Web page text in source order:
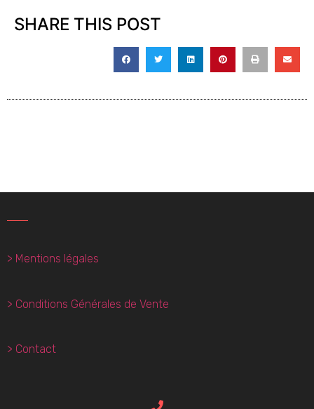
SHARE THIS POST
> Mentions légales
> Conditions Générales de Vente
> Contact